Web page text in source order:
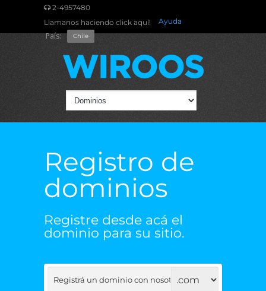
2-4957480
Llamanos haciendo click aquí!
Ayuda
País: Chile
Registro de
dominios
Registre desde acá el
dominio para su sitio.